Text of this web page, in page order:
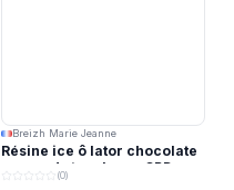
Breizh Marie Jeanne
Résine ice ô lator chocolate
covered strawberry CBD
(0)